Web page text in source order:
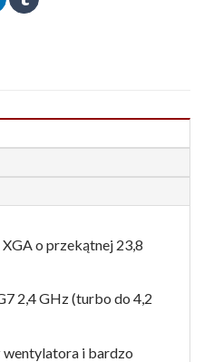
o przekątnej 23,8
2,4 GHz (turbo do 4,2
wentylatora i bardzo